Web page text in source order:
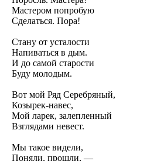
Мастером попробую
Сделаться. Пора!
Стану от усталости
Напиваться в дым.
И до самой старости
Буду молодым.
Вот мой Ряд Серебряный,
Козырек-навес,
Мой ларек, залепленный
Взглядами невест.
Мы такое видели,
Поняли, прошли, —